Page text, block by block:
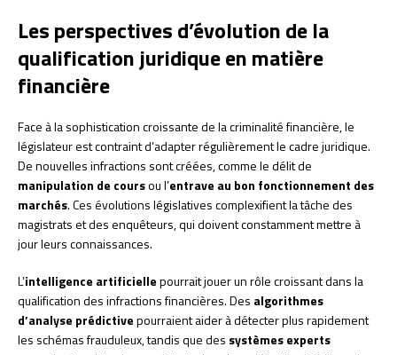
Les perspectives d’évolution de la
qualification juridique en matière
financière
Face à la sophistication croissante de la criminalité financière, le
législateur est contraint d’adapter régulièrement le cadre juridique.
De nouvelles infractions sont créées, comme le délit de
manipulation de coursou l’entrave au bon fonctionnement des
marchés. Ces évolutions législatives complexifient la tâche des
magistrats et des enquêteurs, qui doivent constamment mettre à
jour leurs connaissances.
L’intelligence artificiellepourrait jouer un rôle croissant dans la
qualification des infractions financières. Des algorithmes
d’analyse prédictivepourraient aider à détecter plus rapidement
les schémas frauduleux, tandis que des systèmes experts